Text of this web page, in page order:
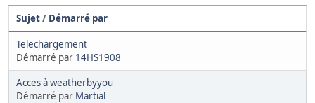
Sujet/ Démarré par
Telechargement
Démarré par 14HS1908
Acces à weatherbyyou
Démarré par Martial